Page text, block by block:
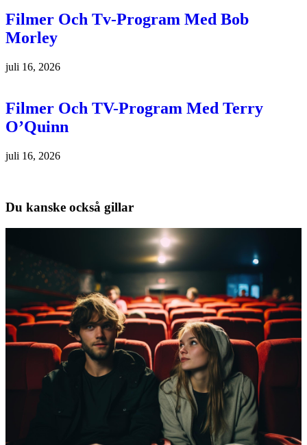
Filmer Och Tv-Program Med Bob
Morley
juli 16, 2026
Filmer Och TV-Program Med Terry
O’Quinn
juli 16, 2026
Du kanske också gillar